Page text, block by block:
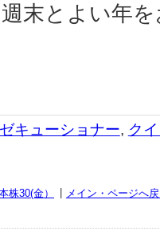
末とよい年
キューショナー, ク
株30(金） | メイン・ページへ